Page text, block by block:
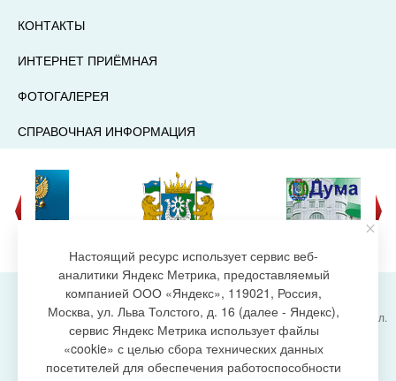
КОНТАКТЫ
ИНТЕРНЕТ ПРИЁМНАЯ
ФОТОГАЛЕРЕЯ
СПРАВОЧНАЯ ИНФОРМАЦИЯ
создание сайта
Администрация городского поселения Излучинск, ул.
Энергетиков, 6, пгт. Излучинск, Нижневартовский
район,
Ханты-Мансийский автономный округ-Югра
(Тюменская область), 628634
Настоящий ресурс использует сервис веб-
аналитики Яндекс Метрика, предоставляемый
компанией ООО «Яндекс», 119021, Россия,
Москва, ул. Льва Толстого, д. 16 (далее - Яндекс),
сервис Яндекс Метрика использует файлы
«cookie» с целью сбора технических данных
посетителей для обеспечения работоспособности